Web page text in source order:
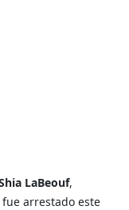
LaBeouf,
fue arrestado este